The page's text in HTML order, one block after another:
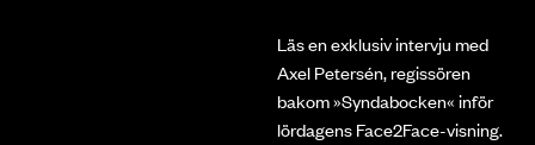
Läs en exklusiv intervju med
Axel Petersén, regissören
bakom »Syndabocken« inför
lördagens Face2Face-visning.